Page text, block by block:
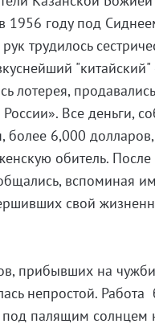
1956 году под
трудилось
"китайский"
лотерея,
Все деньги,
более 6,000
обитель.
вспоминая
свой
прибывших на
непростой. Работа
палящим солнцем